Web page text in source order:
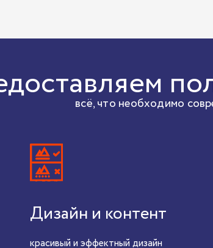
всё, что необходимо
Дизайн и контент
красивый и эффектный дизайн